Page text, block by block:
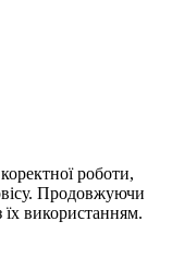
роботи,
Продовжуючи
їх використанням.